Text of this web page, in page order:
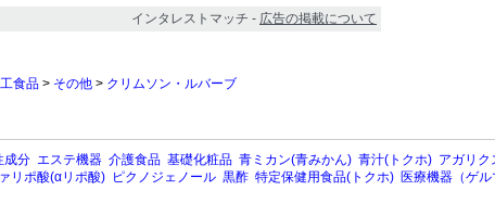
インタレストマッチ - 広告の掲載について
食品 > その他 > クリムソン・ルバーブ
成分 エステ機器 介護食品 基礎化粧品 青ミカン(青みかん) 青汁(トクホ) アガリク
リポ酸(αリポ酸) ピクノジェノール 黒酢 特定保健用食品(トクホ) 医療機器（ゲル